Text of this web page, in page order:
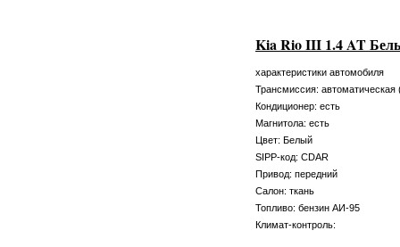
Kia Rio III 1.4 AT
характеристики автомобиля
Трансмиссия: автоматическая
Кондиционер: есть
Магнитола: есть
Цвет: Белый
SIPP-код: CDAR
Привод: передний
Салон: ткань
Топливо: бензин АИ-95
Климат-контроль: